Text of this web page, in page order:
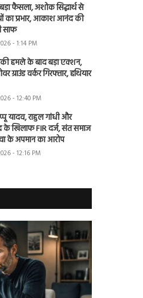
फैसला, अशोक सिद्धार्थ से
का प्रभार, आकाश आनंद की
साफ
- 1:14 PM
हमले के बाद बड़ा एक्शन,
ग्राउंड वर्कर गिरफ्तार, हथियार
- 12:40 PM
यादव, राहुल गांधी और
के खिलाफ FIR दर्ज, संत समाज
के अपमान का आरोप
- 12:16 PM